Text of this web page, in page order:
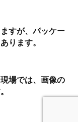
すが、パッケー
ります。
場では、画像の